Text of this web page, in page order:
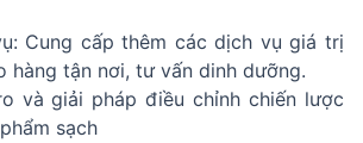
Cung cấp thêm các dịch vụ giá trị
hàng tận nơi, tư vấn dinh dưỡng.
và giải pháp điều chỉnh chiến lược
sạch